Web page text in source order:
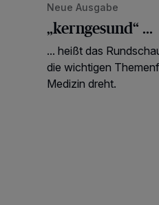
Neue Ausgabe
„kerngesund“ ...
... heißt das
die wichtigen
Medizin dreht.